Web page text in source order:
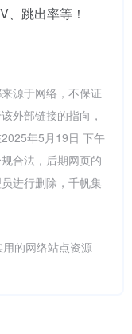
跳出率等！
源于网络，不保证
外部链接的指向，
年5月19日 下午
合法，后期网页的
进行删除，千帆集
的网络站点资源